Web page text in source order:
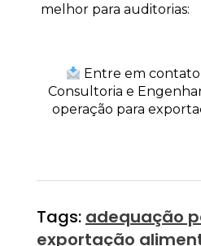
melhor para auditorias:
Entre em
Consultoria e
operação para
Tags: adequação
exportação